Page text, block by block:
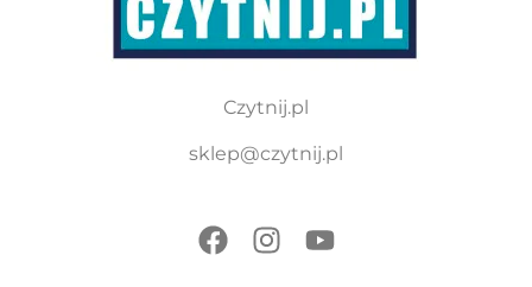
Czytnij.pl
sklep@czytnij.pl